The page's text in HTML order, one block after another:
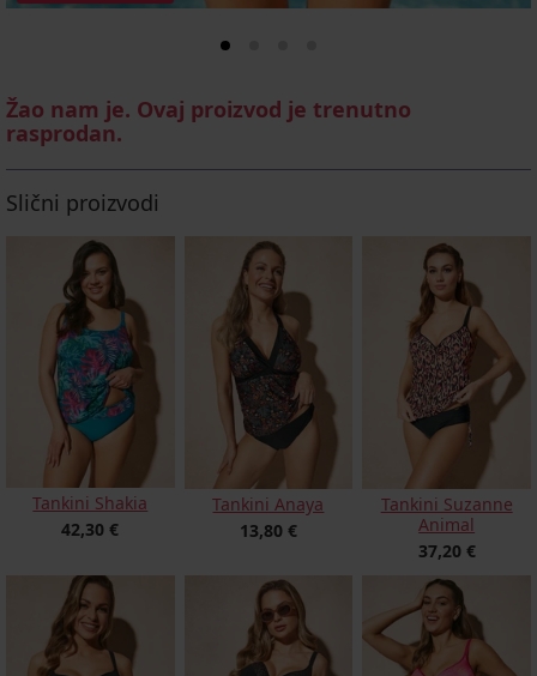
Žao nam je. Ovaj proizvod je trenutno
rasprodan.
Slični proizvodi
Tankini Shakia
42,30 €
Tankini Anaya
13,80 €
Tankini Suzanne
Animal
37,20 €